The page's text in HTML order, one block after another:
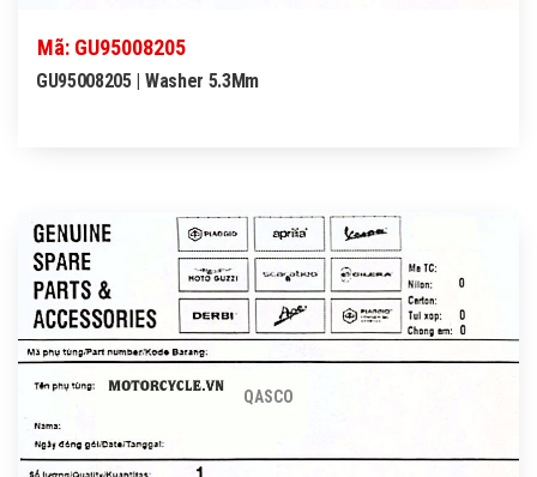
Mã: GU95008205
GU95008205 | Washer 5.3Mm
QASCO